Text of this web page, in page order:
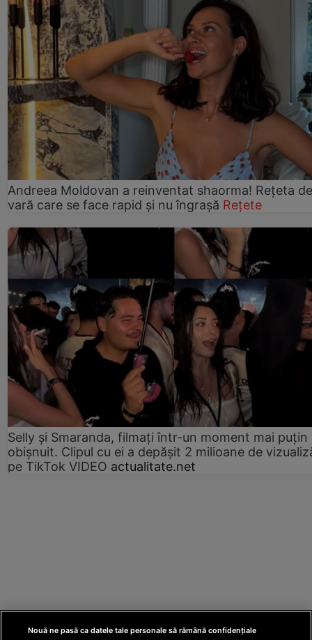
Andreea Moldovan a reinventat shaorma! Rețeta de
vară care se face rapid și nu îngrașă Rețete
Selly și Smaranda, filmați într-un moment mai puțin
obișnuit. Clipul cu ei a depășit 2 milioane de
pe TikTok VIDEO actualitate.net
Nouă ne pasă ca datele tale personale să rămână confidențiale